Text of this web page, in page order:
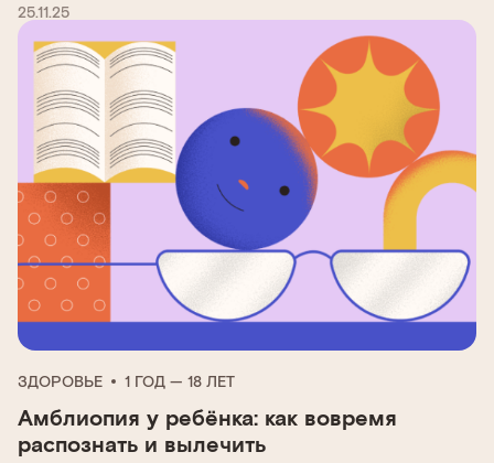
25.11.25
ЗДОРОВЬЕ 1 ГОД — 18 ЛЕТ
Амблиопия у ребёнка: как вовремя
распознать и вылечить